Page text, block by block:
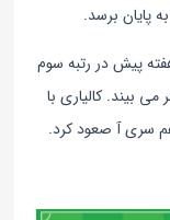
پیش در رتبه سوم
بیند. کالیاری با
سری آ صعود کرد.